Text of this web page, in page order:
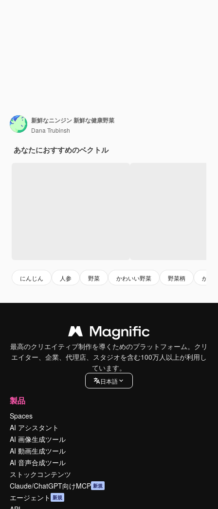
新鮮なニンジン 新鮮な健康野菜
Dana Trubinsh
あなたにおすすめのベクトル
にんじん 人参 野菜 かわいい野菜 野菜柄 かわ
最高のクリエイティブ制作を導くためのプラットフォーム。クリ
エイター、企業、代理店、スタジオを含む100万人以上が利用し
ています。
日本語
製品
Spaces
AI アシスタント
AI 画像生成ツール
AI 動画生成ツール
AI 音声合成ツール
ストックコンテンツ
Claude/ChatGPT向けMCP 新規
エージェント 新規